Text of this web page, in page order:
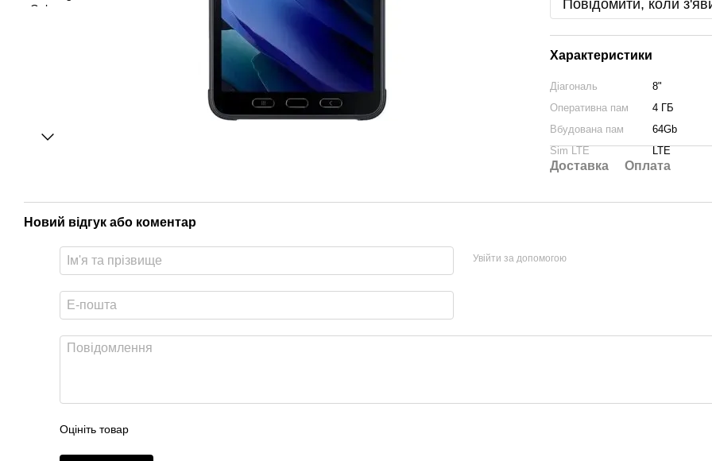
Повідомити, коли
Характеристики
Діагональ
8"
Оперативна пам
4 ГБ
Вбудована пам
64Gb
Sim LTE
LTE
Доставка Оплата
Новий відгук або коментар
Увійти за допомогою
Оцініть товар